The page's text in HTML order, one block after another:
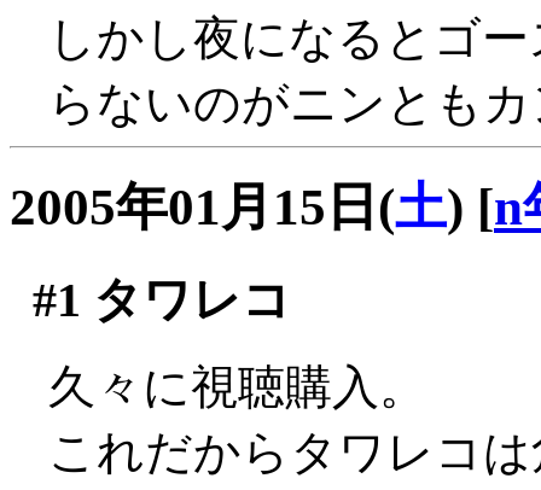
しかし夜になるとゴ
らないのがニンとも
2005年01月15日(土) [n
#1 タワレコ
久々に視聴購入。
これだからタワレコ